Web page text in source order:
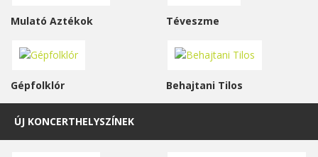
Mulató Aztékok Téveszme
Gépfolklór Behajtani Tilos
ÚJ KONCERTHELYSZÍNEK